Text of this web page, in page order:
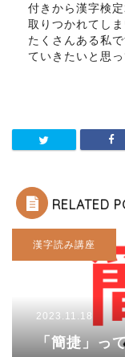
付きから漢字検
取りつかれてし
たくさんある私
ていきたいと思っ
RELATED
漢字読み講座
2023.11.18
「簡捷」っ